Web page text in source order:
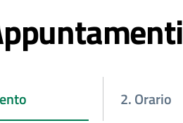
2. Orario